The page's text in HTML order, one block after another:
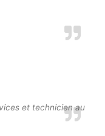
et technicien au